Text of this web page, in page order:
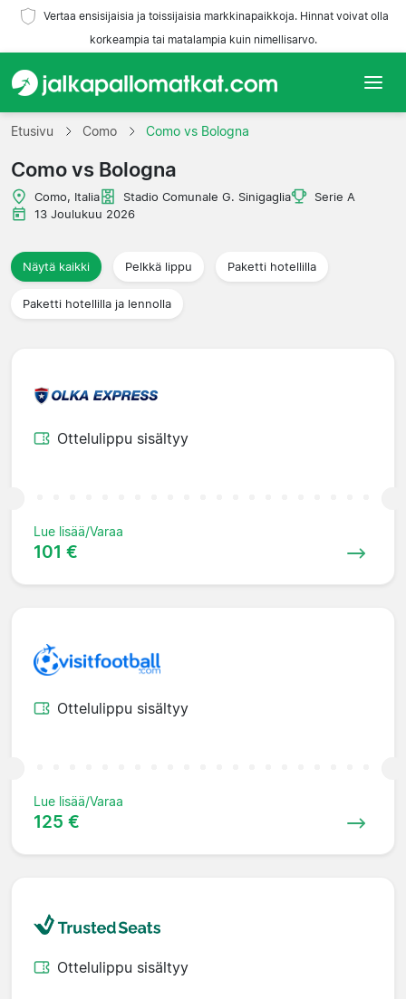
Vertaa ensisijaisia ja toissijaisia markkinapaikkoja. Hinnat voivat olla
korkeampia tai matalampia kuin nimellisarvo.
Etusivu
Joukkueet
Liigat
Matkatoimistoja
Etusivu Como Como vs Bologna
Como vs Bologna
Como, Italia Stadio Comunale G. Sinigaglia
Serie A
13 Joulukuu 2026
Näytä kaikki Pelkkä lippu Paketti hotellilla
Paketti hotellilla ja lennolla
Ottelulippu sisältyy
Lue lisää/Varaa
101 €
Ottelulippu sisältyy
Lue lisää/Varaa
125 €
Ottelulippu sisältyy